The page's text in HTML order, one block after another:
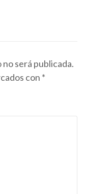
será publicada.
con *